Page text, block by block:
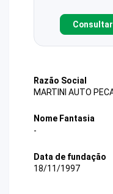
Razão Social
MARTINI AUTO
Nome Fantasia
-
Data de fundação
18/11/1997